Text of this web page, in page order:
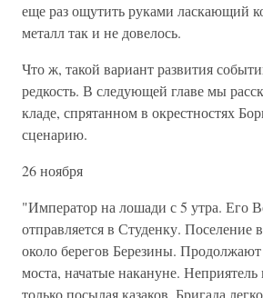
еще раз ощутить руками ласкающий
металл так и не довелось.
Что ж, такой вариант развития
редкость. В следующей главе мы
кладе, спрятанном в окрестностях
сценарию.
26 ноября
"Император на лошади с 5 утра. Его
отправляется в Студенку. Поселение
около берегов Березины. Продолжают
моста, начатые накануне. Неприятель
только посылая казаков. Бригада